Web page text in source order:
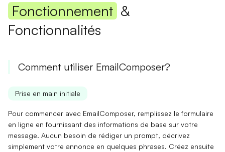
Fonctionnement &
Fonctionnalités
Comment utiliser EmailComposer?
Prise en main initiale
Pour commencer avec EmailComposer, remplissez leformulaire
en ligne en fournissant des informations de base sur votre
message. Aucun besoin de rédiger un prompt, décrivez
simplement votre annonce en quelques phrases. Créez ensuite